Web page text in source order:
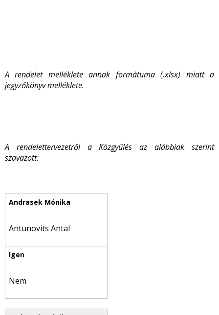
A rendelet melléklete annak formátuma (.xlsx) miatt a
jegyzőkönyv melléklete.
A rendelettervezetről a Közgyűlés az alábbiak szerint
szavazott:
Antunovits Antal
Nem